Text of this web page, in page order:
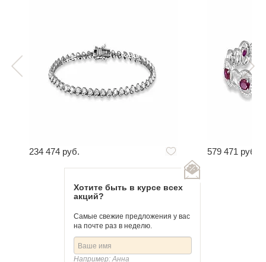
234 474 руб. 579 471 руб.
Хотите быть в курсе всех
акций?
Самые свежие предложения у вас
на почте раз в неделю.
Например: Анна